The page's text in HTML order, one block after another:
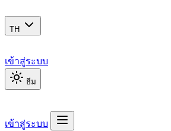
TH
เข้าสู่ระบบ
ธีม
เข้าสู่ระบบ